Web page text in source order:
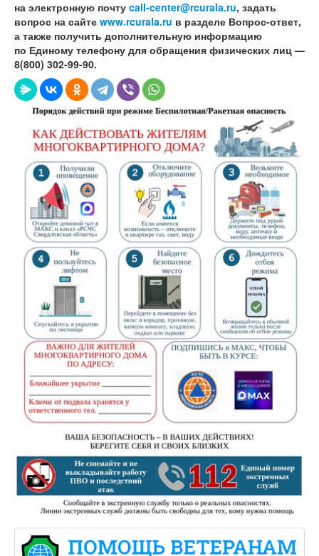
на электронную почту call-center@rcurala.ru, задать
вопрос на сайте www.rcurala.ru в разделе Вопрос-ответ,
а также получить дополнительную информацию
по Единому телефону для обращения физических лиц —
8(800) 302-99-90.